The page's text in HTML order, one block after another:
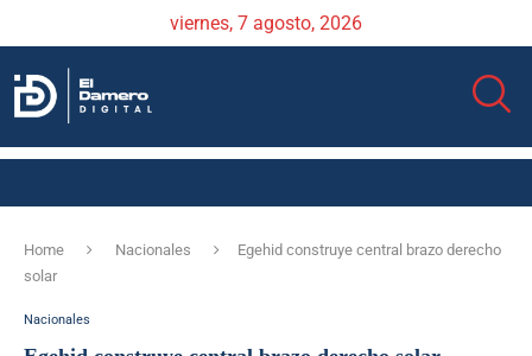
viernes, 7 agosto, 2026
Home Nacionales
Egehid construye central brazo derecho
solar
Nacionales